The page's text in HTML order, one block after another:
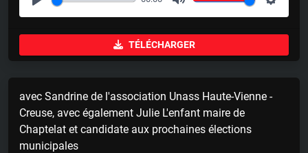
P
l
M
u
t
S
e
TÉLÉCHARGER
avec Sandrine de l'association Unass Haute-Vienne -
Creuse, avec également Julie L'enfant maire de
Chaptelat et candidate aux prochaines élections
municipales